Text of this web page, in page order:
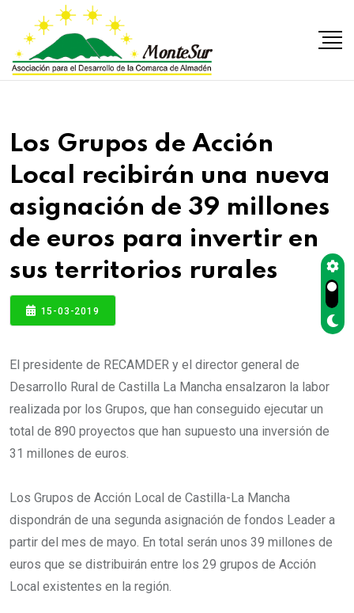
Los Grupos de Acción
Local recibirán una nueva
asignación de 39 millones
de euros para invertir en
sus territorios rurales
15-03-2019
El presidente de RECAMDER y el director general de
Desarrollo Rural de Castilla La Mancha ensalzaron la labor
realizada por los Grupos, que han conseguido ejecutar un
total de 890 proyectos que han supuesto una inversión de
31 millones de euros.
Los Grupos de Acción Local de Castilla-La Mancha
dispondrán de una segunda asignación de fondos Leader a
partir del mes de mayo. En total serán unos 39 millones de
euros que se distribuirán entre los 29 grupos de Acción
Local existentes en la región.